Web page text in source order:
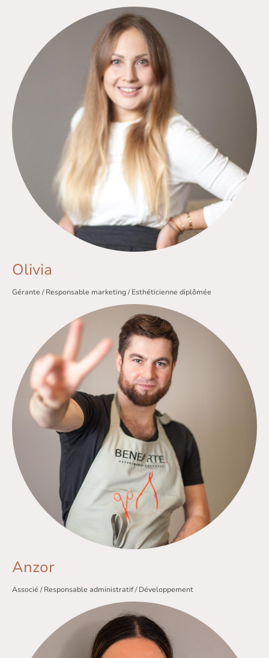
Olivia
Gérante / Responsable marketing / Esthéticienne diplômée
Anzor
Associé / Responsable administratif / Développement